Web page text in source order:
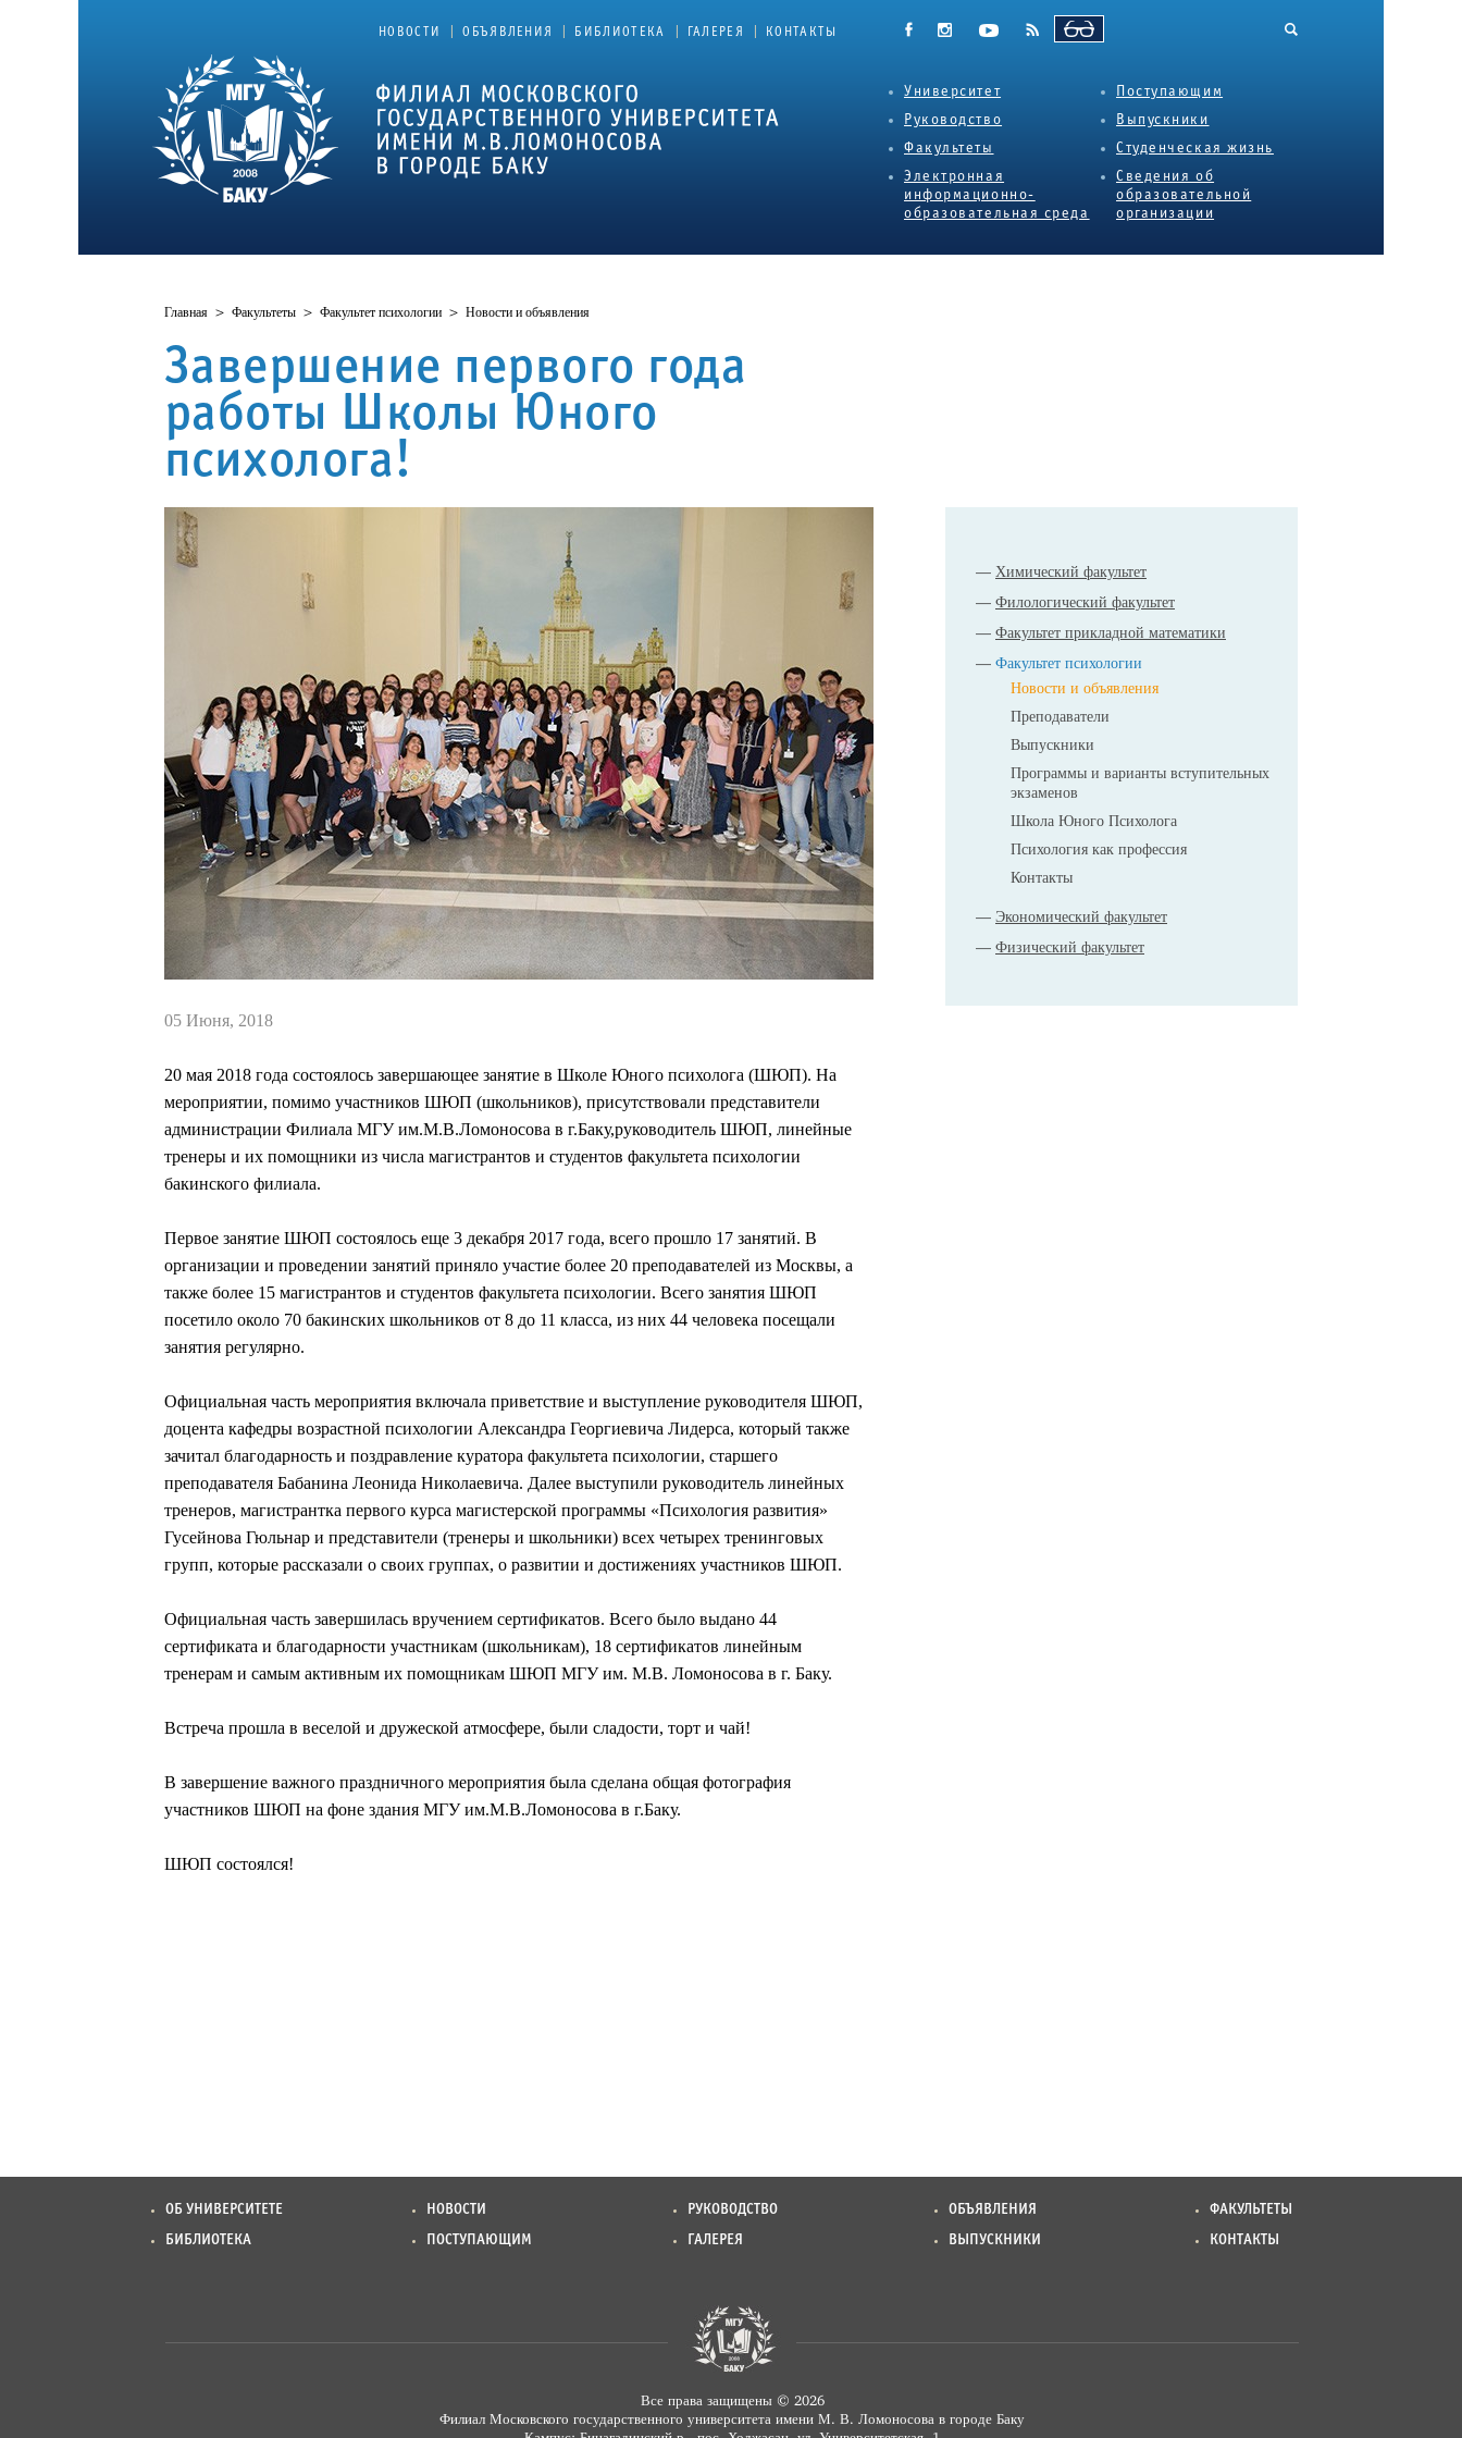
НОВОСТИ | ОБЪЯВЛЕНИЯ | БИБЛИОТЕКА | ГАЛЕРЕЯ | КОНТАКТЫ ВЕРСИЯ ДЛЯ СЛАБОВИДЯЩИХ
Университет
Руководство
Факультеты
Электронная
информационно-
образовательная среда
Поступающим
Выпускники
Студенческая жизнь
Сведения об
образовательной
организации
Главная > Факультеты > Факультет психологии > Новости и объявления
Завершение первого года
работы Школы Юного
психолога!
05 Июня, 2018
20 мая 2018 года состоялось завершающее занятие в Школе Юного психолога (ШЮП). На
мероприятии, помимо участников ШЮП (школьников), присутствовали представители
администрации Филиала МГУ им.М.В.Ломоносова в г.Баку,руководитель ШЮП, линейные
тренеры и их помощники из числа магистрантов и студентов факультета психологии
бакинского филиала.
Первое занятие ШЮП состоялось еще 3 декабря 2017 года, всего прошло 17 занятий. В
организации и проведении занятий приняло участие более 20 преподавателей из Москвы, а
также более 15 магистрантов и студентов факультета психологии. Всего занятия ШЮП
посетило около 70 бакинских школьников от 8 до 11 класса, из них 44 человека посещали
занятия регулярно.
Официальная часть мероприятия включала приветствие и выступление руководителя ШЮП,
доцента кафедры возрастной психологии Александра Георгиевича Лидерса, который также
зачитал благодарность и поздравление куратора факультета психологии, старшего
преподавателя Бабанина Леонида Николаевича. Далее выступили руководитель линейных
тренеров, магистрантка первого курса магистерской программы «Психология развития»
Гусейнова Гюльнар и представители (тренеры и школьники) всех четырех тренинговых
групп, которые рассказали о своих группах, о развитии и достижениях участников ШЮП.
Официальная часть завершилась вручением сертификатов. Всего было выдано 44
сертификата и благодарности участникам (школьникам), 18 сертификатов линейным
тренерам и самым активным их помощникам ШЮП МГУ им. М.В. Ломоносова в г. Баку.
Встреча прошла в веселой и дружеской атмосфере, были сладости, торт и чай!
В завершение важного праздничного мероприятия была сделана общая фотография
участников ШЮП на фоне здания МГУ им.М.В.Ломоносова в г.Баку.
ШЮП состоялся!
Химический факультет
Филологический факультет
Факультет прикладной математики
Факультет психологии
Новости и объявления
Преподаватели
Выпускники
Программы и варианты вступительных
экзаменов
Школа Юного Психолога
Психология как профессия
Контакты
Экономический факультет
Физический факультет
ОБ УНИВЕРСИТЕТЕ НОВОСТИ РУКОВОДСТВО ОБЪЯВЛЕНИЯ ФАКУЛЬТЕТЫ
БИБЛИОТЕКА ПОСТУПАЮЩИМ ГАЛЕРЕЯ ВЫПУСКНИКИ КОНТАКТЫ
Все права защищены © 2026
Филиал Московского государственного университета имени М. В. Ломоносова в городе Баку